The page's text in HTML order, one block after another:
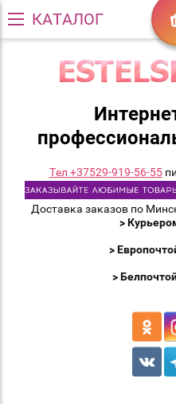
КАТАЛОГ
Тел +37529-919-56-55
Доставка заказов по
>
>
>